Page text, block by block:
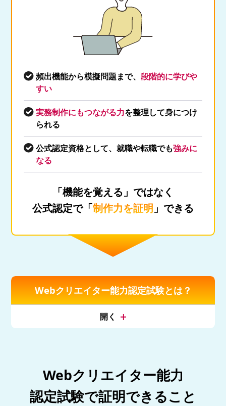
頻出機能から模擬問題まで、 段階的に学びや
すい
実務制作にもつながる力を整理して身につけ
られる
公式認定資格として、就職や転職でも強みに
なる
「機能を覚える」ではなく
公式認定で「制作力を証明 」できる
Webクリエイター能力認定試験とは？
Webクリエイター能力
認定試験で証明できること